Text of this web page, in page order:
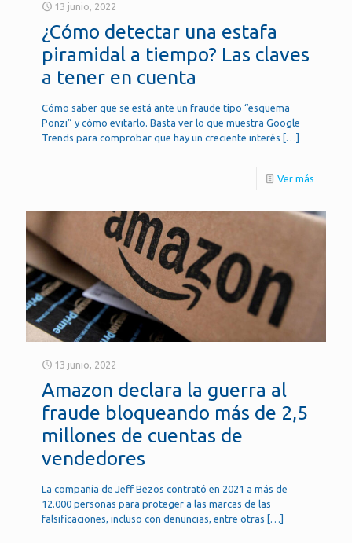
13 junio, 2022
¿Cómo detectar una estafa
piramidal a tiempo? Las claves
a tener en cuenta
Cómo saber que se está ante un fraude tipo “esquema
Ponzi” y cómo evitarlo. Basta ver lo que muestra Google
Trends para comprobar que hay un creciente interés […]
Ver más
13 junio, 2022
Amazon declara la guerra al
fraude bloqueando más de 2,5
millones de cuentas de
vendedores
La compañía de Jeff Bezos contrató en 2021 a más de
12.000 personas para proteger a las marcas de las
falsificaciones, incluso con denuncias, entre otras […]